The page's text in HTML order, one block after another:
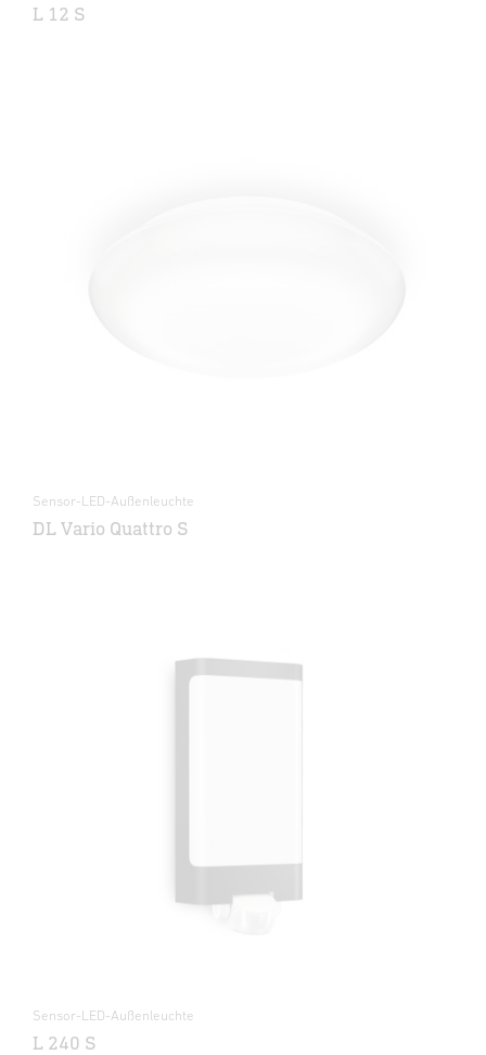
L 12 S
Sensor-LED-Außenleuchte
DL Vario Quattro S
Sensor-LED-Außenleuchte
L 240 S